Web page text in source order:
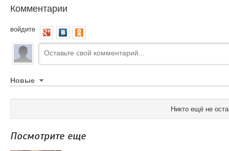
Комментарии
войдите
Новые
Никто ещё не
Посмотрите еще